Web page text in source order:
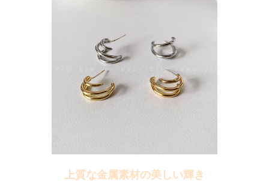
上質な金属素材の美しい輝き